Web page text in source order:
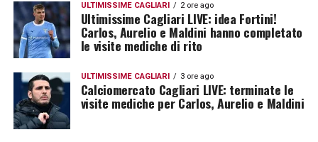
ULTIMISSIME CAGLIARI 2 ore ago
Ultimissime Cagliari LIVE: idea Fortini!
Carlos, Aurelio e Maldini hanno completato
le visite mediche di rito
ULTIMISSIME CAGLIARI 3 ore ago
Calciomercato Cagliari LIVE: terminate le
visite mediche per Carlos, Aurelio e Maldini